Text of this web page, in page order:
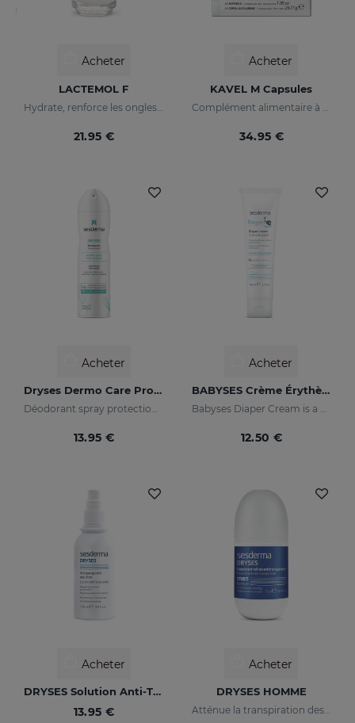
Acheter
LACTEMOL F
21.95 €
Acheter
KAVEL M Capsules
34.95 €
Acheter
Dryses Dermo Care Protection
Déodorant spray protection 48h.
13.95 €
Acheter
BABYSES Crème Érythème Fessier
Babyses Diaper Cream is a water-based paste formulated to protect, relieve and repair possible irritations and redness of the baby's delicate and sensitive skin.
12.50 €
Acheter
DRYSES Solution Anti-Transpirante
13.95 €
Acheter
DRYSES HOMME
Atténue la transpiration des aisselles et supprime naturellement les odeurs corporelles.